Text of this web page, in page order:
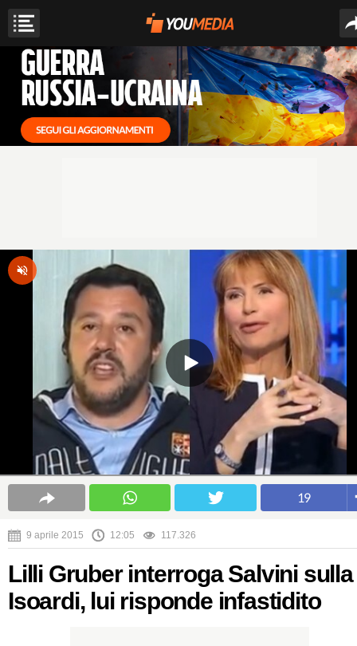
19
9 aprile 2015 12:05 117.326
Lilli Gruber interroga Salvini sulla
Isoardi, lui risponde infastidito